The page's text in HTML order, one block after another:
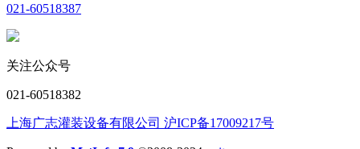
021-60518387
关注公众号
021-60518382
上海广志灌装设备有限公司 沪ICP备17009217号